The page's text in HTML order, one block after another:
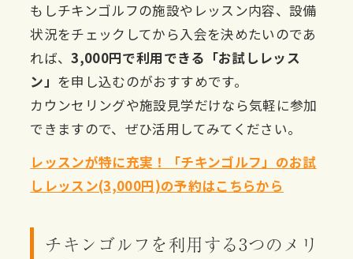
もしチキンゴルフの施設やレッスン内容、設備
状況をチェックしてから入会を決めたいのであ
れば、3,000円で利用できる「お試しレッス
ン」 を申し込むのがおすすめです。
カウンセリングや施設見学だけなら気軽に参加
できますので、ぜひ活用してみてください。
レッスンが特に充実！「チキンゴルフ」のお試
しレッスン(3,000円)の予約はこちらから
チキンゴルフを利用する3つのメリ